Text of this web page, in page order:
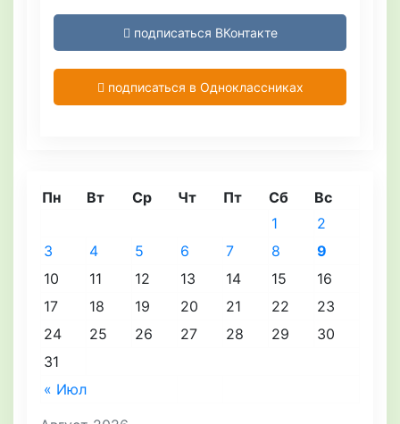
подписаться ВКонтакте
подписаться в Одноклассниках
Пн Вт Ср Чт Пт Сб Вс
« Июл
1
2
3
4 5 6 7 8
9
10
11 12 13 14 15
16
17
18 19 20 21 22
23
24
25 26 27 28 29
30
31